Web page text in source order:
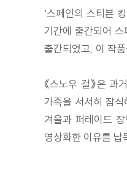
‘스페인의 스티븐
기간에 출간되어
출간되었고, 이 작
《스노우 걸》은
가족을 서서히 잠
겨울과 퍼레이드
영상화한 이유를 납